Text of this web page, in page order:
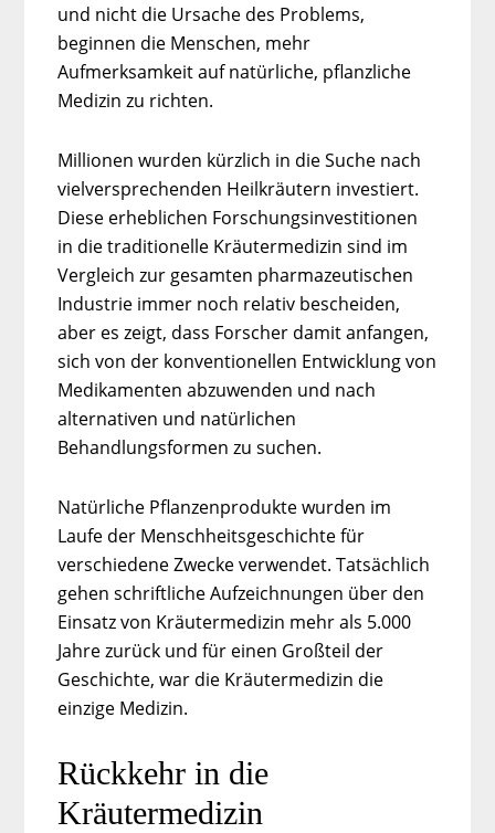
und nicht die Ursache des Problems,
beginnen die Menschen, mehr
Aufmerksamkeit auf natürliche, pflanzliche
Medizin zu richten.
Millionen wurden kürzlich in die Suche nach
vielversprechenden Heilkräutern investiert.
Diese erheblichen Forschungsinvestitionen
in die traditionelle Kräutermedizin sind im
Vergleich zur gesamten pharmazeutischen
Industrie immer noch relativ bescheiden,
aber es zeigt, dass Forscher damit anfangen,
sich von der konventionellen Entwicklung von
Medikamenten abzuwenden und nach
alternativen und natürlichen
Behandlungsformen zu suchen.
Natürliche Pflanzenprodukte wurden im
Laufe der Menschheitsgeschichte für
verschiedene Zwecke verwendet. Tatsächlich
gehen schriftliche Aufzeichnungen über den
Einsatz von Kräutermedizin mehr als 5.000
Jahre zurück und für einen Großteil der
Geschichte, war die Kräutermedizin die
einzige Medizin.
Rückkehr in die
Kräutermedizin